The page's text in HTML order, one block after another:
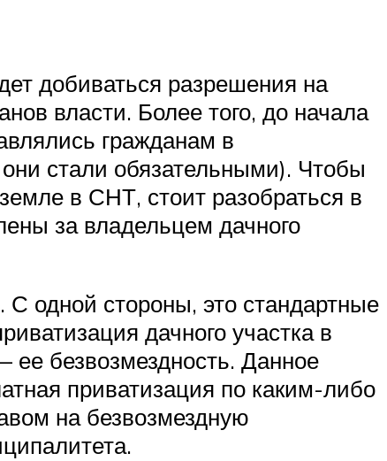
добиваться разрешения на
власти. Более того, до начала
гражданам в
стали обязательными). Чтобы
в СНТ, стоит разобраться в
за владельцем дачного
одной стороны, это стандартные
дачного участка в
безвозмездность. Данное
приватизация по каким-либо
на безвозмездную